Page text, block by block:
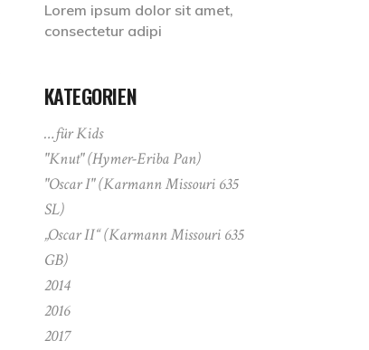
Lorem ipsum dolor sit amet,
consectetur adipi
KATEGORIEN
…für Kids
"Knut" (Hymer-Eriba Pan)
"Oscar I" (Karmann Missouri 635
SL)
„Oscar II“ (Karmann Missouri 635
GB)
2014
2016
2017